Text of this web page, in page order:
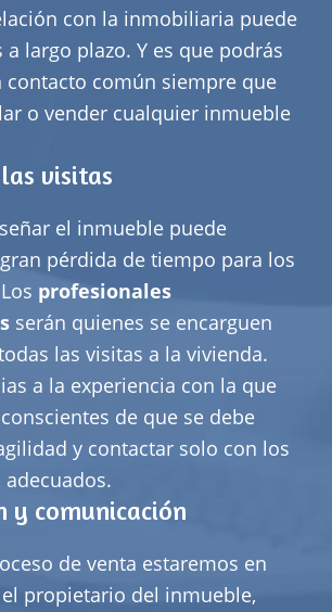
con la inmobiliaria puede
a largo plazo. Y es que podrás
contacto común siempre que
o vender cualquier inmueble
visitas
el inmueble puede
pérdida de tiempo para los
profesionales
serán quienes se encarguen
las visitas a la vivienda.
a la experiencia con la que
de que se debe
y contactar solo con los
y comunicación
de venta estaremos en
propietario del inmueble,